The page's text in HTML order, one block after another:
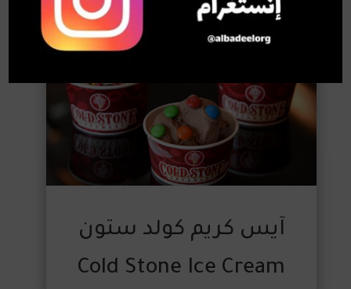
آيس كريم كولد ستون
Cold Stone Ice Cream